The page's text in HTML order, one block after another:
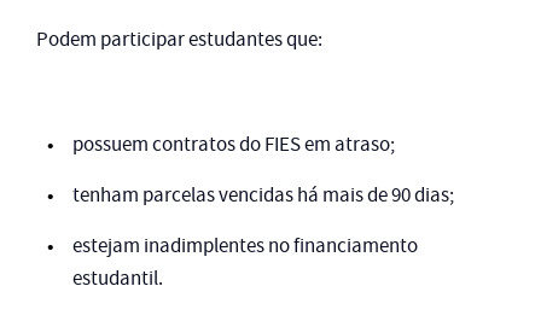
Podem participar estudantes que:
possuem contratos do FIES em atraso;
tenham parcelas vencidas há mais de 90 dias;
estejam inadimplentes no financiamento
estudantil.